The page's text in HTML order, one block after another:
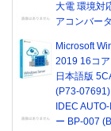
大電 環境対
アコンバー
Microsoft
2019 16コ
日本語版
(P73-07691)
IDEC
ー BP-007